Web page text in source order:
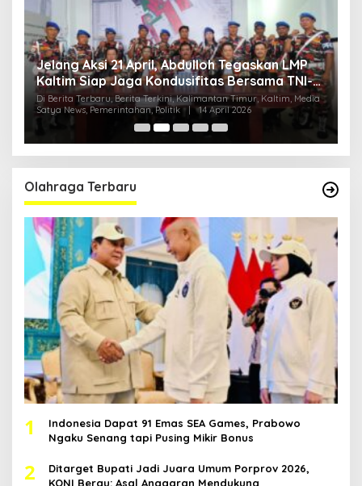
Jelang Aksi 21 April, Abdulloh Tegaskan LMP
Kaltim Siap Jaga Kondusifitas Bersama TNI-
Polri
Di Berita Terbaru, Berita Terkini, Kalimantan Timur, Kaltim, Media
Satya News, Pemerintahan, Politik
14 April 2026
Olahraga Terbaru
1
Indonesia Dapat 91 Emas SEA Games, Prabowo
Ngaku Senang tapi Pusing Mikir Bonus
2
Ditarget Bupati Jadi Juara Umum Porprov 2026,
KONI Berau: Asal Anggaran Mendukung